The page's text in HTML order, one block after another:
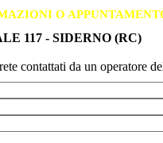
O
117 - SIDERNO (RC)
contattati da un operatore